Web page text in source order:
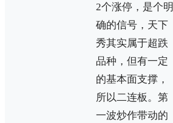
2个涨停，是个明
确的信号，天下
秀其实属于超跌
品种，但有一定
的基本面支撑，
所以二连板。第
一波炒作带动的